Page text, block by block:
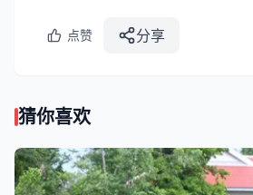
点赞 分享
猜你喜欢